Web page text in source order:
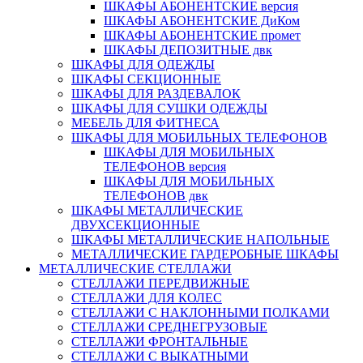
ШКАФЫ АБОНЕНТСКИЕ версия
ШКАФЫ АБОНЕНТСКИЕ ДиКом
ШКАФЫ АБОНЕНТСКИЕ промет
ШКАФЫ ДЕПОЗИТНЫЕ двк
ШКАФЫ ДЛЯ ОДЕЖДЫ
ШКАФЫ СЕКЦИОННЫЕ
ШКАФЫ ДЛЯ РАЗДЕВАЛОК
ШКАФЫ ДЛЯ СУШКИ ОДЕЖДЫ
МЕБЕЛЬ ДЛЯ ФИТНЕСА
ШКАФЫ ДЛЯ МОБИЛЬНЫХ ТЕЛЕФОНОВ
ШКАФЫ ДЛЯ МОБИЛЬНЫХ
ТЕЛЕФОНОВ версия
ШКАФЫ ДЛЯ МОБИЛЬНЫХ
ТЕЛЕФОНОВ двк
ШКАФЫ МЕТАЛЛИЧЕСКИЕ
ДВУХСЕКЦИОННЫЕ
ШКАФЫ МЕТАЛЛИЧЕСКИЕ НАПОЛЬНЫЕ
МЕТАЛЛИЧЕСКИЕ ГАРДЕРОБНЫЕ ШКАФЫ
МЕТАЛЛИЧЕСКИЕ СТЕЛЛАЖИ
СТЕЛЛАЖИ ПЕРЕДВИЖНЫЕ
СТЕЛЛАЖИ ДЛЯ КОЛЕС
СТЕЛЛАЖИ С НАКЛОННЫМИ ПОЛКАМИ
СТЕЛЛАЖИ СРЕДНЕГРУЗОВЫЕ
СТЕЛЛАЖИ ФРОНТАЛЬНЫЕ
СТЕЛЛАЖИ С ВЫКАТНЫМИ